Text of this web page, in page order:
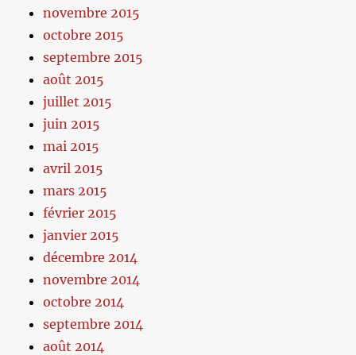
novembre 2015
octobre 2015
septembre 2015
août 2015
juillet 2015
juin 2015
mai 2015
avril 2015
mars 2015
février 2015
janvier 2015
décembre 2014
novembre 2014
octobre 2014
septembre 2014
août 2014